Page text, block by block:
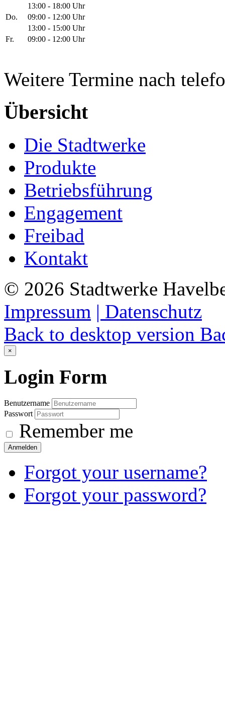
13:00 - 18:00 Uhr
Do.
09:00 - 12:00 Uhr
13:00 - 15:00 Uhr
Fr.
09:00 - 12:00 Uhr
Weitere Termine nach
Übersicht
Die Stadtwerke
Produkte
Betriebsführung
Engagement
Freibad
Kontakt
© 2026 Stadtwerke
Impressum | Datenschutz
Back to desktop version
×
Login Form
Benutzername
Passwort
Remember me
Anmelden
Forgot your username?
Forgot your password?